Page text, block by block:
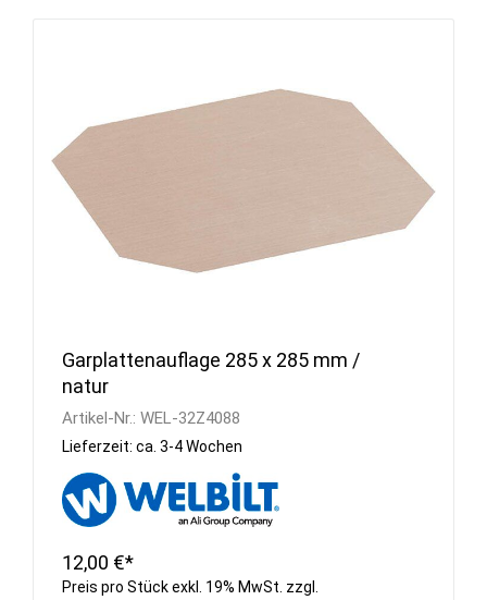
Garplattenauflage 285 x 285 mm /
natur
Artikel-Nr.: WEL-32Z4088
Lieferzeit: ca. 3-4 Wochen
12,00 €*
Preis pro Stück exkl. 19% MwSt. zzgl.